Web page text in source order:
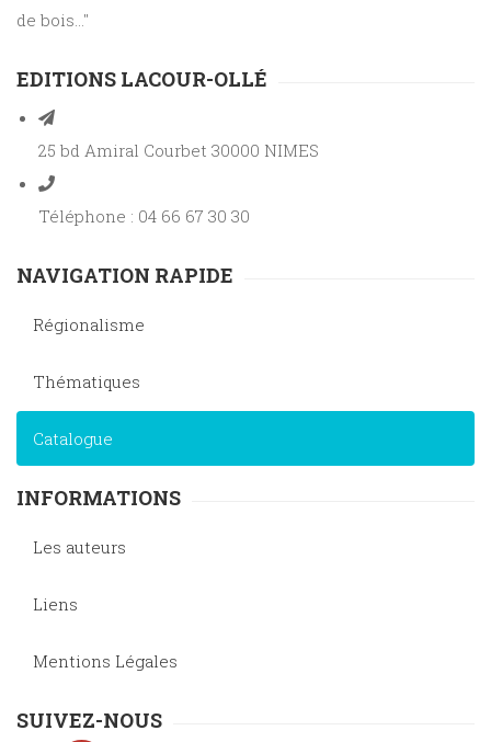
de bois..."
EDITIONS LACOUR-OLLÉ
25 bd Amiral Courbet 30000 NIMES
Téléphone : 04 66 67 30 30
NAVIGATION RAPIDE
Régionalisme
Thématiques
Catalogue
INFORMATIONS
Les auteurs
Liens
Mentions Légales
SUIVEZ-NOUS